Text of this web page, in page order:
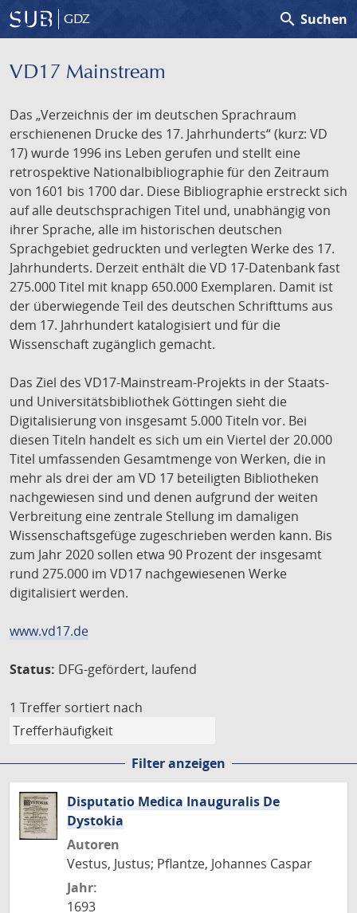
GDZ search Suchen
VD17 Mainstream
Das „Verzeichnis der im deutschen Sprachraum
erschienenen Drucke des 17. Jahrhunderts“ (kurz: VD
17) wurde 1996 ins Leben gerufen und stellt eine
retrospektive Nationalbibliographie für den Zeitraum
von 1601 bis 1700 dar. Diese Bibliographie erstreckt sich
auf alle deutschsprachigen Titel und, unabhängig von
ihrer Sprache, alle im historischen deutschen
Sprachgebiet gedruckten und verlegten Werke des 17.
Jahrhunderts. Derzeit enthält die VD 17-Datenbank fast
275.000 Titel mit knapp 650.000 Exemplaren. Damit ist
der überwiegende Teil des deutschen Schrifttums aus
dem 17. Jahrhundert katalogisiert und für die
Wissenschaft zugänglich gemacht.
Das Ziel des VD17-Mainstream-Projekts in der Staats-
und Universitätsbibliothek Göttingen sieht die
Digitalisierung von insgesamt 5.000 Titeln vor. Bei
diesen Titeln handelt es sich um ein Viertel der 20.000
Titel umfassenden Gesamtmenge von Werken, die in
mehr als drei der am VD 17 beteiligten Bibliotheken
nachgewiesen sind und denen aufgrund der weiten
Verbreitung eine zentrale Stellung im damaligen
Wissenschaftsgefüge zugeschrieben werden kann. Bis
zum Jahr 2020 sollen etwa 90 Prozent der insgesamt
rund 275.000 im VD17 nachgewiesenen Werke
digitalisiert werden.
www.vd17.de
Status: DFG-gefördert, laufend
1 Treffer sortiert nach
Filter anzeigen
Disputatio Medica Inauguralis De
Dystokia
Autoren
Vestus, Justus; Pflantze, Johannes Caspar
Jahr:
1693